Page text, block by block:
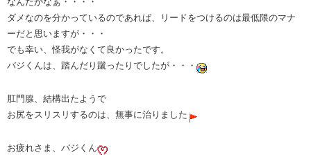
ダメなのを分かっているのであれば、リードをつけるのは最低限のマナ
ーだと思いますが・・・
でも幸い、怪我がなくて良かったです。
バジくんは、踏んだり蹴ったりでしたが・・・
肛門腺、結構出たようで
お尻をスリスリするのは、無事に治りました
お疲れさま、バジくん